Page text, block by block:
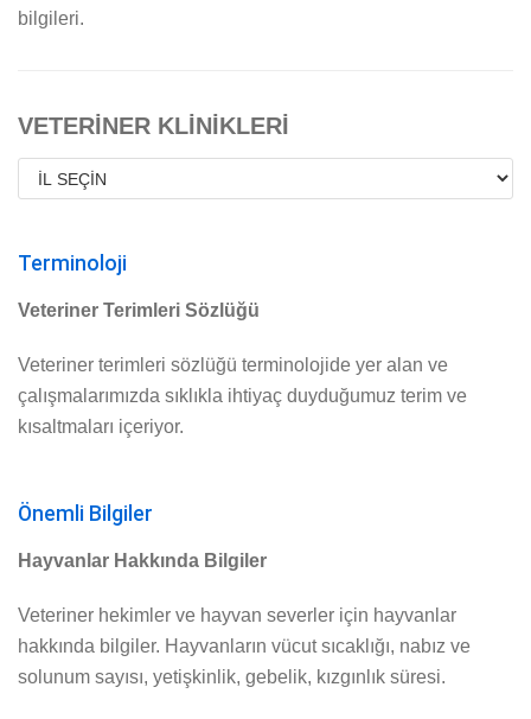
bilgileri.
VETERİNER KLİNİKLERİ
Terminoloji
Veteriner Terimleri Sözlüğü
Veteriner terimleri sözlüğü terminolojide yer alan ve
çalışmalarımızda sıklıkla ihtiyaç duyduğumuz terim ve
kısaltmaları içeriyor.
Önemli Bilgiler
Hayvanlar Hakkında Bilgiler
Veteriner hekimler ve hayvan severler için hayvanlar
hakkında bilgiler. Hayvanların vücut sıcaklığı, nabız ve
solunum sayısı, yetişkinlik, gebelik, kızgınlık süresi.